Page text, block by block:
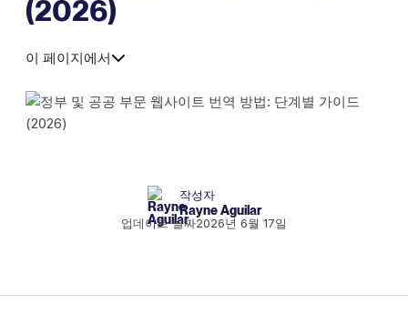
(2026)
이 페이지에서
작성자
Rayne Aguilar
업데이트 날짜2026년 6월 17일